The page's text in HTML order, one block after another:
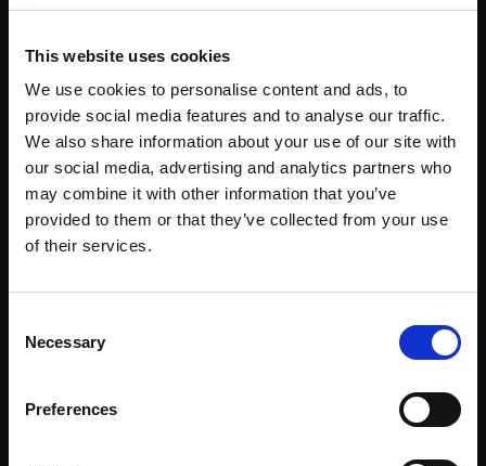
This website uses cookies
We use cookies to personalise content and ads, to
provide social media features and to analyse our traffic.
We also share information about your use of our site with
our social media, advertising and analytics partners who
may combine it with other information that you’ve
provided to them or that they’ve collected from your use
of their services.
Selection
Necessary
Preferences
Onderwijs
Hulpdiensten
Gezondheidszorg
Horeca & Venues
Industrie en logistiek
Openbare ruimtes en openbaar vervoer
Sport en recreatie